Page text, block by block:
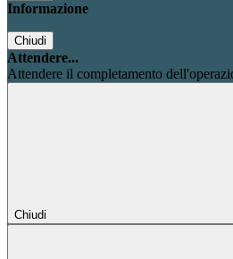
Informazione
Chiudi
Attendere...
Attendere il completamento
Chiudi